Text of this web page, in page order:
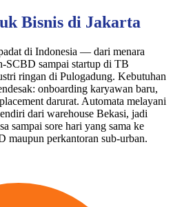
Bisnis di Jakarta
di Indonesia — dari menara
SCBD sampai startup di TB
ringan di Pulogadung. Kebutuhan
onboarding karyawan baru,
darurat. Automata melayani
dari warehouse Bekasi, jadi
sampai sore hari yang sama ke
maupun perkantoran sub-urban.